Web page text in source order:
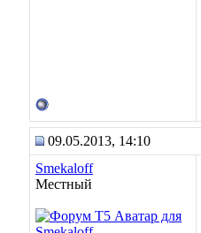
09.05.2013, 14:10
Smekaloff
Местный